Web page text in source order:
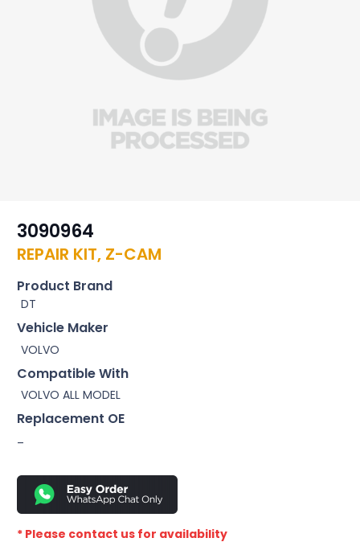
3090964
REPAIR KIT, Z-CAM
Product Brand
DT
Vehicle Maker
VOLVO
Compatible With
VOLVO ALL MODEL
Replacement OE
–
* Please contact us for availability